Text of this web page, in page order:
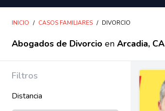
INICIO / CASOS FAMILIARES / DIVORCIO
Abogados de Divorcio en Arcadia, CA
Filtros
Distancia